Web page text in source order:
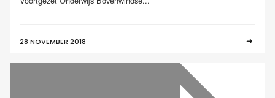
28 NOVEMBER 2018